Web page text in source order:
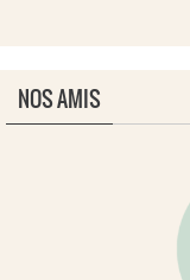
NOS AMIS